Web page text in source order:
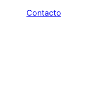
Contacto